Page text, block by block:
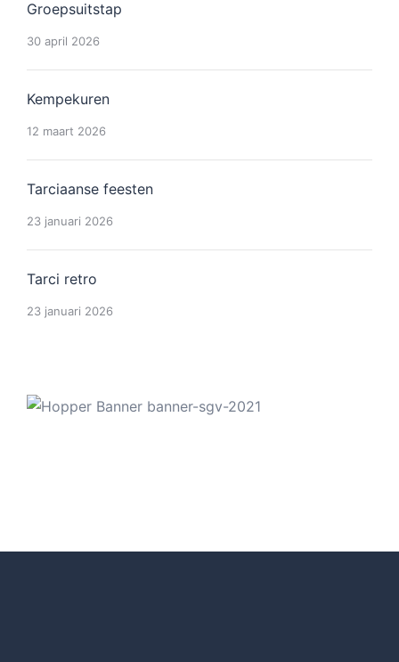
Groepsuitstap
30 april 2026
Kempekuren
12 maart 2026
Tarciaanse feesten
23 januari 2026
Tarci retro
23 januari 2026